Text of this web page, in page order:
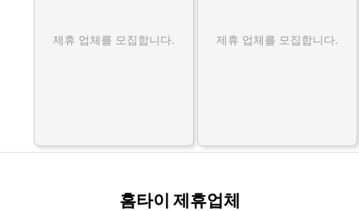
제휴 업체를 모집합니다. 제휴 업체를 모집합니다.
홈타이 제휴업체